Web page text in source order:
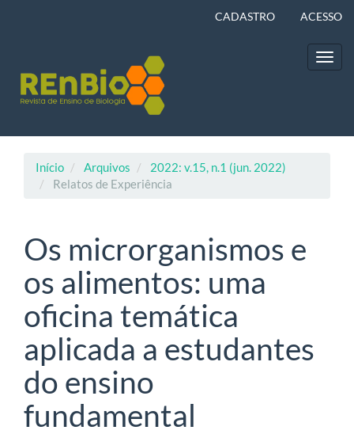
Barra
Lateral
CADASTRO ACESSO
Início Arquivos
2022: v.15, n.1 (jun. 2022)
Relatos de Experiência
Os microrganismos e
os alimentos: uma
oficina temática
aplicada a estudantes
do ensino
fundamental